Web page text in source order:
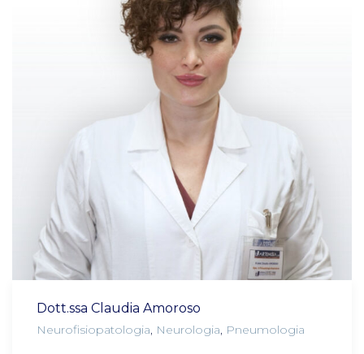
Dott.ssa Claudia Amoroso
Neurofisiopatologia, Neurologia, Pneumologia